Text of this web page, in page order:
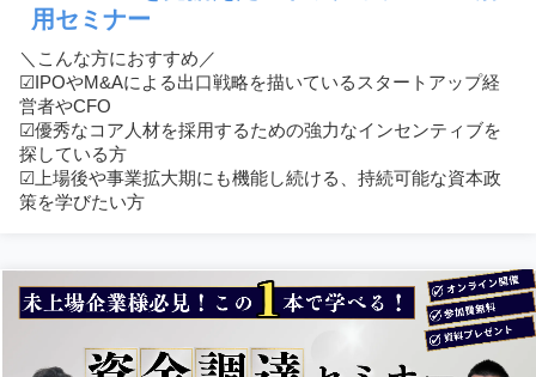
用セミナー
＼こんな方におすすめ／
☑︎IPOやM&Aによる出口戦略を描いているスタートアップ経
営者やCFO
☑︎優秀なコア人材を採用するための強力なインセンティブを
探している方
☑︎上場後や事業拡大期にも機能し続ける、持続可能な資本政
策を学びたい方